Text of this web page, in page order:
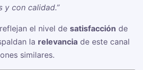
y con calidad.”
el nivel de satisfacción de
la relevancia de este canal
similares.